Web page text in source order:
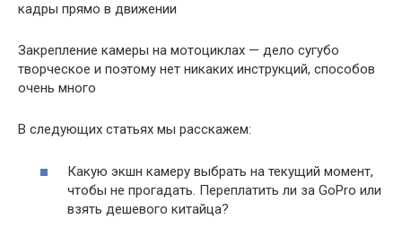
кадры прямо в движении
Закрепление камеры на мотоциклах — дело сугубо
творческое и поэтому нет никаких инструкций, способов
очень много
В следующих статьях мы расскажем:
Какую экшн камеру выбрать на текущий момент,
чтобы не прогадать. Переплатить ли за GoPro или
взять дешевого китайца?